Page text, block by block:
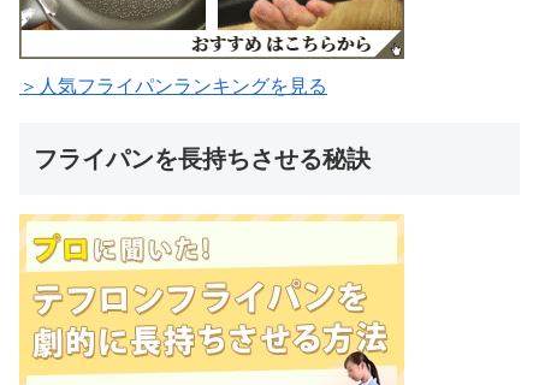
＞人気フライパンランキングを見る
フライパンを長持ちさせる秘訣